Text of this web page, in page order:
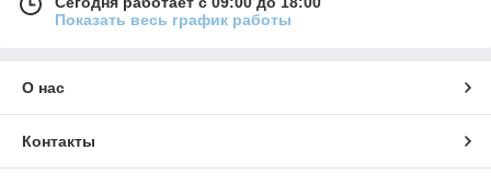
Показать весь график работы
О нас
Контакты